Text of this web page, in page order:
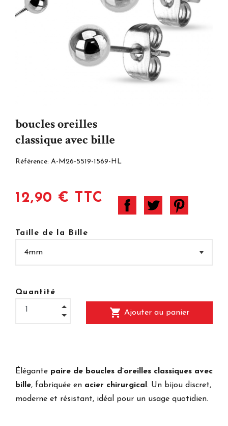
boucles oreilles
classique avec bille
Référence: A-M26-5519-1569-HL
12,90 € TTC
Taille de la Bille
Quantité
shopping_cart Ajouter au panier
Élégante paire de boucles d’oreilles classiques avec
bille, fabriquée en acier chirurgical . Un bijou discret,
moderne et résistant, idéal pour un usage quotidien.